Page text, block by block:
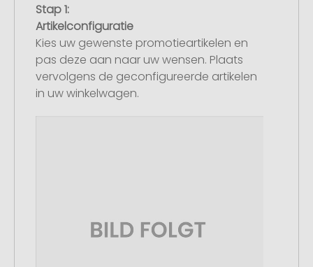
Stap 1:
Artikelconfiguratie
Kies uw gewenste promotieartikelen en
pas deze aan naar uw wensen. Plaats
vervolgens de geconfigureerde artikelen
in uw winkelwagen.